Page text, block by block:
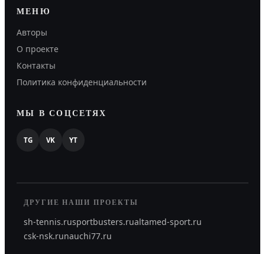
МЕНЮ
Авторы
О проекте
Контакты
Политика конфиденциальности
МЫ В СОЦСЕТЯХ
TG VK YT
ДРУГИЕ НАШИ ПРОЕКТЫ
sh-tennis.rusportbusters.rualtamed-sport.ru
csk-nsk.runauchi77.ru